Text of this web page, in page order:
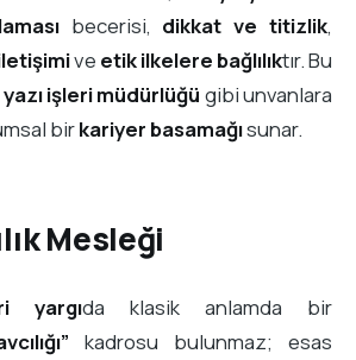
becerisi, dikkat ve titizlik,
ve etik ilkelere bağlılıktır. Bu
yazı işleri müdürlüğü gibi unvanlara
birkariyer basamağısunar.
Mesleği
yargıda klasik anlamda bir
kadrosu bulunmaz; esas